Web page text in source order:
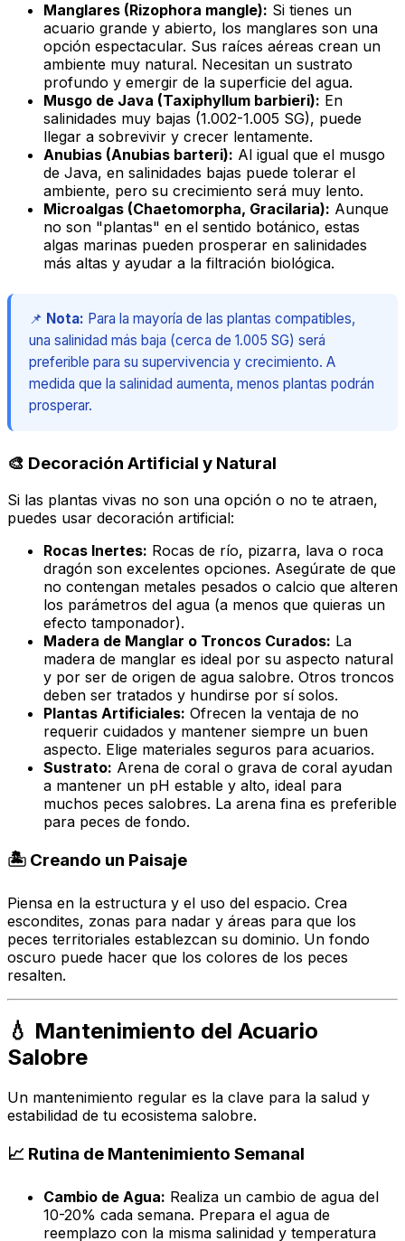
Manglares (Rizophora mangle): Si tienes un
acuario grande y abierto, los manglares son una
opción espectacular. Sus raíces aéreas crean un
ambiente muy natural. Necesitan un sustrato
profundo y emergir de la superficie del agua.
Musgo de Java (Taxiphyllum barbieri): En
salinidades muy bajas (1.002-1.005 SG), puede
llegar a sobrevivir y crecer lentamente.
Anubias (Anubias barteri): Al igual que el musgo
de Java, en salinidades bajas puede tolerar el
ambiente, pero su crecimiento será muy lento.
Microalgas (Chaetomorpha, Gracilaria): Aunque
no son "plantas" en el sentido botánico, estas
algas marinas pueden prosperar en salinidades
más altas y ayudar a la filtración biológica.
📌 Nota: Para la mayoría de las plantas compatibles,
una salinidad más baja (cerca de 1.005 SG) será
preferible para su supervivencia y crecimiento. A
medida que la salinidad aumenta, menos plantas podrán
prosperar.
🎨 Decoración Artificial y Natural
Si las plantas vivas no son una opción o no te atraen,
puedes usar decoración artificial:
Rocas Inertes: Rocas de río, pizarra, lava o roca
dragón son excelentes opciones. Asegúrate de que
no contengan metales pesados o calcio que alteren
los parámetros del agua (a menos que quieras un
efecto tamponador).
Madera de Manglar o Troncos Curados: La
madera de manglar es ideal por su aspecto natural
y por ser de origen de agua salobre. Otros troncos
deben ser tratados y hundirse por sí solos.
Plantas Artificiales: Ofrecen la ventaja de no
requerir cuidados y mantener siempre un buen
aspecto. Elige materiales seguros para acuarios.
Sustrato: Arena de coral o grava de coral ayudan
a mantener un pH estable y alto, ideal para
muchos peces salobres. La arena fina es preferible
para peces de fondo.
🏝️ Creando un Paisaje
Piensa en la estructura y el uso del espacio. Crea
escondites, zonas para nadar y áreas para que los
peces territoriales establezcan su dominio. Un fondo
oscuro puede hacer que los colores de los peces
resalten.
💧 Mantenimiento del Acuario
Salobre
Un mantenimiento regular es la clave para la salud y
estabilidad de tu ecosistema salobre.
📈 Rutina de Mantenimiento Semanal
Cambio de Agua: Realiza un cambio de agua del
10-20% cada semana. Prepara el agua de
reemplazo con la misma salinidad y temperatura